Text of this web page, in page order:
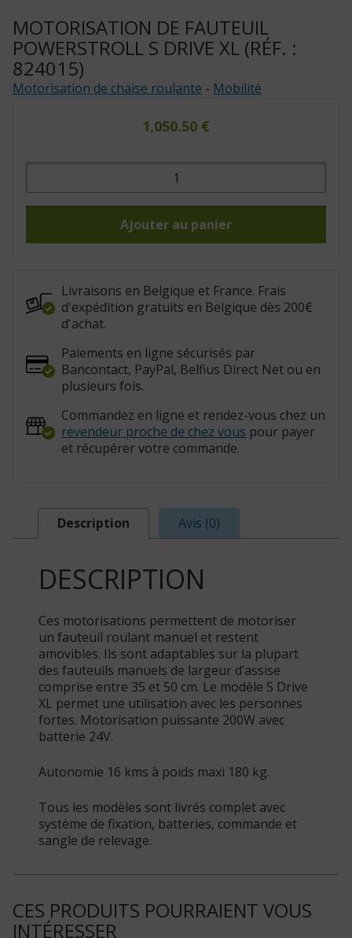
MOTORISATION DE FAUTEUIL
POWERSTROLL S DRIVE XL (RÉF. :
824015)
Motorisation de chaise roulante - Mobilité
1,050.50 €
quantité
Motorisation
Drive
824015)
Ajouter au panier
Livraisons en Belgique et France. Frais
d'expédition gratuits en Belgique dès 200€
d'achat.
Paiements en ligne sécurisés par
Bancontact, PayPal, Belfius Direct Net ou en
plusieurs fois.
Commandez en ligne et rendez-vous chez un
revendeur proche de chez vous pour payer
et récupérer votre commande.
Description Avis (0)
DESCRIPTION
Ces motorisations permettent de motoriser
un fauteuil roulant manuel et restent
amovibles. Ils sont adaptables sur la plupart
des fauteuils manuels de largeur d’assise
comprise entre 35 et 50 cm. Le modèle S Drive
XL permet une utilisation avec les personnes
fortes. Motorisation puissante 200W avec
batterie 24V.
Autonomie 16 kms à poids maxi 180 kg.
Tous les modèles sont livrés complet avec
système de fixation, batteries, commande et
sangle de relevage.
CES PRODUITS POURRAIENT VOUS
INTÉRESSER